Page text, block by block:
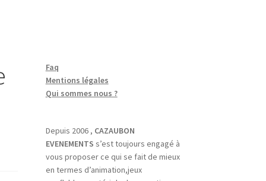
Faq
Mentions légales
Qui sommes nous ?
Depuis 2006 , CAZAUBON
EVENEMENTS s’est toujours engagé à
vous proposer ce qui se fait de mieux
en termes d’animation,jeux